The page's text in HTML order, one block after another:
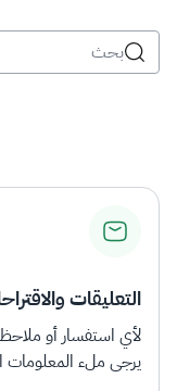
التعليقات
لأي استفسار أو
يرجى ملء المعلومات